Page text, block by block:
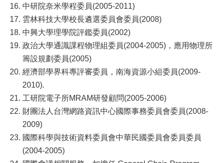
中研院奈米學程委員(2005-2011)
雲林科技大學校長遴選委員會委員(2008)
中興大學理學院評鑑委員(2002)
政治大學通識課程物理組委員(2004-2005)，應用物理所
籌設規劃委員(2005)
經濟部學界科專評審委員，南海資源小組委員(2009-
2010).
工研院電子所MRAM研發顧問(2005-2006)
財團法人台灣網路資訊中心國際事務委員會委員(2008-
2009)
國際科學與技術資料委員會中華民國委員會委員委員
(2004-2005)